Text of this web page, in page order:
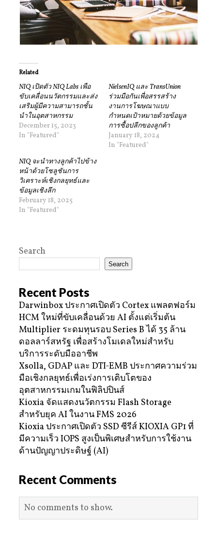
Related
NIQ เปิดตัว NIQ Labs เพื่อ
ขับเคลื่อนนวัตกรรมและส่ง
เสริมผู้มีความสามารถชั้น
นำในอุตสาหกรรม
December 15, 2023
In "Featured"
NielsenIQ และ TransUnion
ร่วมมือกันเพื่อสรรสร้าง
งานการโฆษณาแบบ
กำหนดเป้าหมายด้วยข้อมูล
การซื้อปลีกของลูกค้า
January 18, 2024
In "Featured"
NIQ จะนำทางลูกค้าไปข้าง
หน้าด้วยโซลูชันการ
วิเคราะห์เชิงกลยุทธ์และ
ข้อมูลเชิงลึก
February 18, 2025
In "Featured"
Search
Search
Recent Posts
Darwinbox ประกาศเปิดตัว Cortex แพลตฟอร์ม
HCM ใหม่ที่ขับเคลื่อนด้วย AI ตั้งแต่เริ่มต้น
Multiplier ระดมทุนรอบ Series B ได้ 35 ล้าน
ดอลลาร์สหรัฐ เพื่อสร้างโมเดลใหม่สำหรับ
บริการระดับมืออาชีพ
Xsolla, GDAP และ DTI-EMB ประกาศความร่วม
มือเชิงกลยุทธ์เพื่อเร่งการเติบโตของ
อุตสาหกรรมเกมในฟิลิปปินส์
Kioxia จัดแสดงนวัตกรรม Flash Storage
สำหรับยุค AI ในงาน FMS 2026
Kioxia ประกาศเปิดตัว SSD ซีรีส์ KIOXIA GP1 ที่
มีความเร็ว IOPS สูงเป็นพิเศษสำหรับการใช้งาน
ด้านปัญญาประดิษฐ์ (AI)
Recent Comments
No comments to show.